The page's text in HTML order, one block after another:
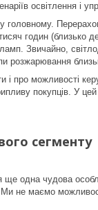
освітлення і
головному.
годин (близько
ламп. Звичайно,
розжарювання
і про можливості
покупців. У
сегменту
одна чудова
Ми не маємо